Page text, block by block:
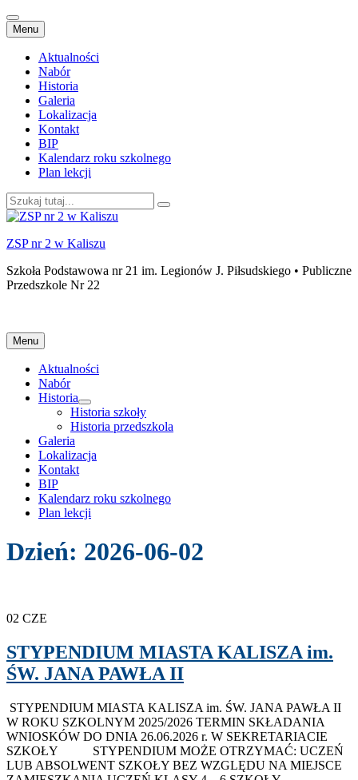
Menu Przejdź
do
treści
Aktualności
Nabór
Historia
Galeria
Lokalizacja
Kontakt
BIP
Kalendarz roku szkolnego
Plan lekcji
Szukaj:
ZSP nr 2 w Kaliszu
Szkoła Podstawowa nr 21 im. Legionów J. Piłsudskiego • Publiczne
Przedszkole Nr 22
Menu Przejdź
do
treści
Aktualności
Nabór
Historia
rozwiń
menu
potomne
Historia szkoły
Historia przedszkola
Galeria
Lokalizacja
Kontakt
BIP
Kalendarz roku szkolnego
Plan lekcji
Dzień: 2026-06-02
02 CZE
STYPENDIUM MIASTA KALISZA im.
ŚW. JANA PAWŁA II
STYPENDIUM MIASTA KALISZA im. ŚW. JANA PAWŁA II
W ROKU SZKOLNYM 2025/2026 TERMIN SKŁADANIA
WNIOSKÓW DO DNIA 26.06.2026 r. W SEKRETARIACIE
SZKOŁY STYPENDIUM MOŻE OTRZYMAĆ: UCZEŃ
LUB ABSOLWENT SZKOŁY BEZ WZGLĘDU NA MIEJSCE